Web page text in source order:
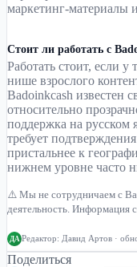
маркетинг-материалы
Стоит ли работать с
Работать стоит, если у
нише взрослого
Badoinkcash известен
относительно
поддержка на русском
требует
пристальнее к
нижнем уровне часто
⚠️ Мы не сотрудничаем с
деятельность. Информация
ДА Редактор: Давид Артов ·
Поделиться